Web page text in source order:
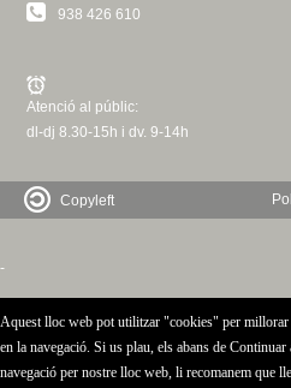
938 426 610
Atenció al públic:
dl-dj 8.30-15h i dv. 9-14h
Copyleft
-
Aquest lloc web pot utilitzar "cookies" per millorar
en la navegació. Si us plau, els abans de Continuar
navegació per nostre lloc web, li recomanem que